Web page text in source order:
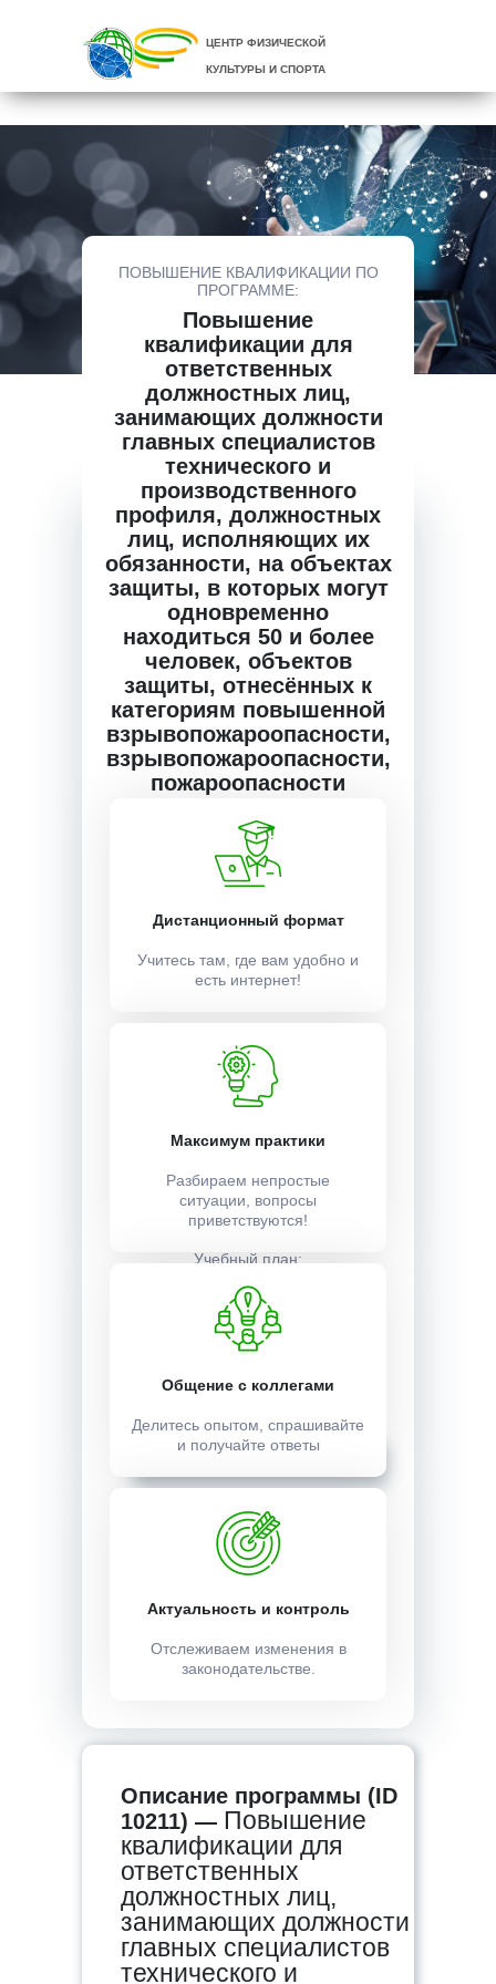
ЦЕНТР ФИЗИЧЕСКОЙ
КУЛЬТУРЫ И СПОРТА
ПОВЫШЕНИЕ КВАЛИФИКАЦИИ ПО
ПРОГРАММЕ:
Повышение
квалификации для
ответственных
должностных лиц,
занимающих должности
главных специалистов
технического и
производственного
профиля, должностных
лиц, исполняющих их
обязанности, на объектах
защиты, в которых могут
одновременно
находиться 50 и более
человек, объектов
защиты, отнесённых к
категориям повышенной
взрывопожароопасности,
взрывопожароопасности,
пожароопасности
ВЫСШЕГО/СРЕДНЕГО
ПРОФЕССИОНАЛЬНОГО
ОБРАЗОВАНИЯ
Форма обучения:
Заочная, дистанционная
Время обучения в часах:
Время обучения в часах:
Учебный план:
Получить
Записаться
Описание курса
Получаемые документы
Условия поступления
Дистанционный формат
Учитесь там, где вам удобно и
есть интернет!
Максимум практики
Разбираем непростые
ситуации, вопросы
приветствуются!
Общение с коллегами
Делитесь опытом, спрашивайте
и получайте ответы
Актуальность и контроль
Отслеживаем изменения в
законодательстве.
Описание программы (ID
10211) — Повышение
квалификации для
ответственных
должностных лиц,
занимающих должности
главных специалистов
технического и